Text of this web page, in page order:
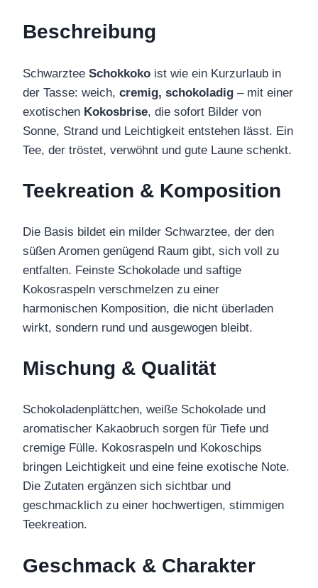
Beschreibung
Schwarztee Schokkoko ist wie ein Kurzurlaub in
der Tasse: weich, cremig, schokoladig – mit einer
exotischen Kokosbrise, die sofort Bilder von
Sonne, Strand und Leichtigkeit entstehen lässt. Ein
Tee, der tröstet, verwöhnt und gute Laune schenkt.
Teekreation & Komposition
Die Basis bildet ein milder Schwarztee, der den
süßen Aromen genügend Raum gibt, sich voll zu
entfalten. Feinste Schokolade und saftige
Kokosraspeln verschmelzen zu einer
harmonischen Komposition, die nicht überladen
wirkt, sondern rund und ausgewogen bleibt.
Mischung & Qualität
Schokoladenplättchen, weiße Schokolade und
aromatischer Kakaobruch sorgen für Tiefe und
cremige Fülle. Kokosraspeln und Kokoschips
bringen Leichtigkeit und eine feine exotische Note.
Die Zutaten ergänzen sich sichtbar und
geschmacklich zu einer hochwertigen, stimmigen
Teekreation.
Geschmack & Charakter